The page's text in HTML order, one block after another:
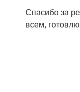
Спасибо за
всем, готовлю